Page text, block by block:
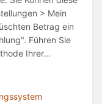
> Mein
Betrag ein
Führen Sie
Ihrer...